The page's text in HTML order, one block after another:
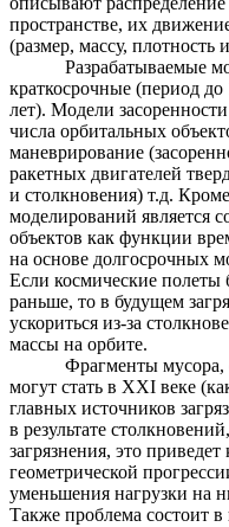
пространстве, их
(размер, массу, плотность
Разрабатываемые
краткосрочные (период
лет). Модели
числа орбитальных
маневрирование
ракетных двигателей
и столкновения) т.д.
моделирований является
объектов как функции
на основе долгосрочных
Если космические полеты
раньше, то в будущем
ускориться из-за
массы на орбите.
Фрагменты мусора,
могут стать в ХХI веке
главных источников
в результате
загрязнения, это приведет
геометрической
уменьшения нагрузки на
Также проблема состоит